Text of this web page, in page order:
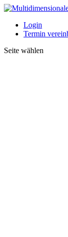
Login
Termin
Seite wählen